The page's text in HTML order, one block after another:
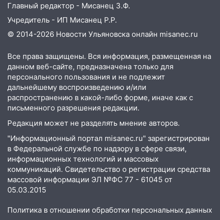
06:45 Императорский мост в
Ульяновске останется закрытым до
утра 10 августа
на 8 августа — кому повезет с
деньгами, а кого ждет неожиданная
встреча
04:47 В Ульяновской области объявили
ракетную опасность: звучат сирены
07.08.2026
20:40 Ульяновские аграрии смогут
купить тракторы с отсрочкой платежа
до декабря
19:34
В следственном управлении
состоялось торжественное
празднованию Дня сотрудника органов
Главный редактор - Мисанец З.Ф.
Учредитель - ИП Мисанец Р.Р.
© 2014-2026 Новости Ульяновска онлайн misanec.ru
Все права защищены. Вся информация, размещенная на
данном веб-сайте, предназначена только для
персонального пользования и не подлежит
дальнейшему воспроизведению и/или
распространению в какой-либо форме, иначе как с
письменного разрешения редакции.
Редакция может не разделять мнение авторов.
"Информационный портал misanec.ru" зарегистрирован
в Федеральной службе по надзору в сфере связи,
информационных технологий и массовых
коммуникаций. Свидетельство о регистрации средства
массовой информации ЭЛ №ФС 77 - 61045 от
05.03.2015
Политика в отношении обработки персональных данных